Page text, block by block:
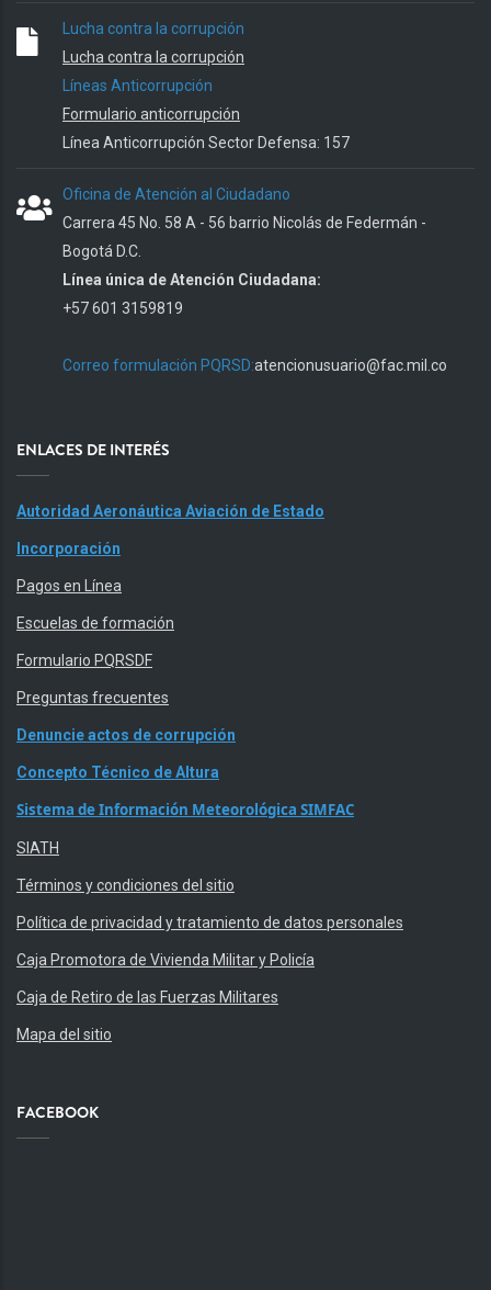
Lucha contra la corrupción
Lucha contra la corrupción
Líneas Anticorrupción
Formulario anticorrupción
Línea Anticorrupción Sector Defensa: 157
Oficina de Atención al Ciudadano
Carrera 45 No. 58 A - 56 barrio Nicolás de Federmán -
Bogotá D.C.
Línea única de Atención Ciudadana:
+57 601 3159819
Correo formulación PQRSD:atencionusuario@fac.mil.co
ENLACES DE INTERÉS
Autoridad Aeronáutica Aviación de Estado
Incorporación
Pagos en Línea
Escuelas de formación
Formulario PQRSDF
Preguntas frecuentes
Denuncie actos de corrupción
Concepto Técnico de Altura
Sistema de Información Meteorológica SIMFAC
SIATH
Términos y condiciones del sitio
Política de privacidad y tratamiento de datos personales
Caja Promotora de Vivienda Militar y Policía
Caja de Retiro de las Fuerzas Militares
Mapa del sitio
FACEBOOK